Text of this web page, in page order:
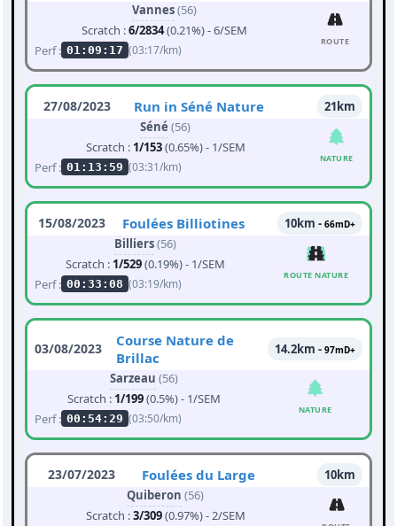
Vannes(56)
Scratch :6/2834(0.21%) - 6/SEM
Perf : 01:09:17 (03:17/km)
ROUTE
27/08/2023 Run in Séné Nature
21km
Séné (56)
Scratch : 1/153(0.65%) - 1/SEM
Perf : 01:13:59 (03:31/km)
NATURE
15/08/2023 Foulées Billiotines 10km - 66mD+
Billiers(56)
Scratch : 1/529(0.19%) - 1/SEM
Perf : 00:33:08 (03:19/km)
ROUTE NATURE
03/08/2023
Course Nature de
Brillac
14.2km - 97mD+
Sarzeau (56)
Scratch : 1/199(0.5%) - 1/SEM
Perf : 00:54:29 (03:50/km)
NATURE
23/07/2023 Foulées du Large
10km
Quiberon (56)
Scratch :3/309(0.97%) - 2/SEM